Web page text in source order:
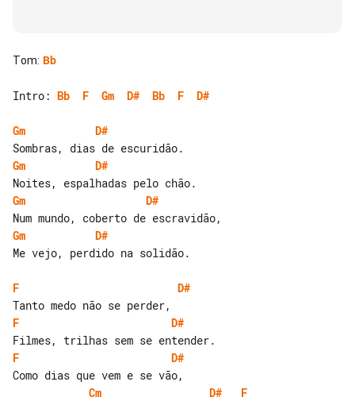
Tom: Bb
Intro: Bb F Gm D# Bb F D#
Gm
D#
Gm
D#
Gm
D#
Gm
D#
Me vejo, perdido na solidão.
F
D#
F
D#
F
D#
Cm
D#
F